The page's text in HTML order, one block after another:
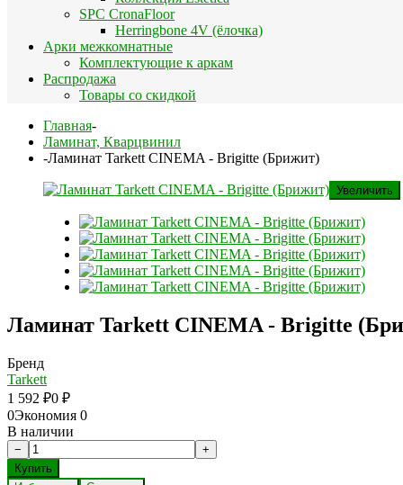
SPC CronaFloor
Herringbone 4V (ёлочка)
Арки межкомнатные
Комплектующие к аркам
Распродажа
Товары со скидкой
Главная-
Ламинат, Кварцвинил
-Ламинат Tarkett CINEMA - Brigitte (Брижит)
Увеличить
Ламинат Tarkett CINEMA - Brigitte
Бренд
Tarkett
1 592 ₽0 ₽
0Экономия 0
В наличии